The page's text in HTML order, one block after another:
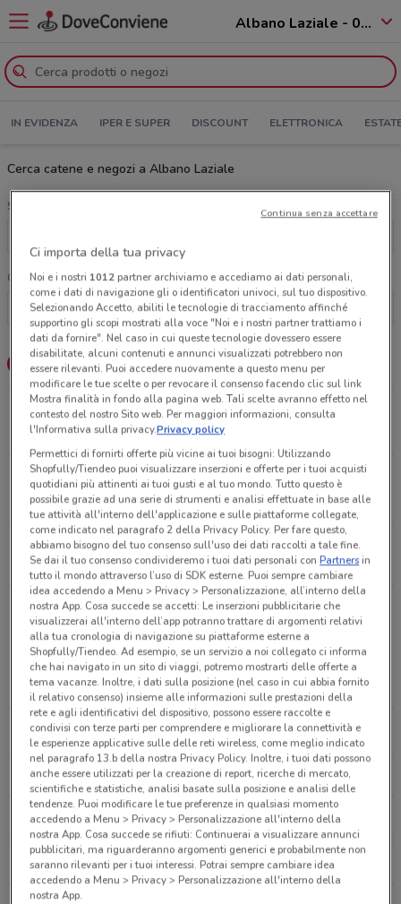
Albano Laziale - 00041
IN EVIDENZA IPER E SUPER DISCOUNT ELETTRONICA
Cerca catene e negozi a Albano Laziale
Scegli una categoria
Cerca una catena
Lista Mappa
Via Vittorio Veneto, 12 Albano Laziale
13 m
Via Albalonga, 15/17
0.04211994744880486
Via Alcide de Gasperi 65 Albano
48 m
Via Cavour, 55 Albano Laziale
49 m
Corso Vi Aprile, 135
0.054732156862867996
Via Camillo Benso Conte Di Cavour, 53
0.05529661869213281
Via S.Ambrogio, 20 Albano Laziale
63 m
Piazza Don Agostino Malaguti, 1 Albano Laziale
77 m
Altre catene a Albano Laziale
MEDIAWORLD EURONICS
CARREFOUR IPERMERCATI TRONY
UNIEURO COOP
CONAD LIDL
ESSELUNGA EUROSPIN
Ci importa della tua privacy
Noi e i nostri 1012partner archiviamo e accediamo ai dati personali,
come i dati di navigazione gli o identificatori univoci, sul tuo dispositivo.
Selezionando Accetto, abiliti le tecnologie di tracciamento affinché
supportino gli scopi mostrati alla voce "Noi e i nostri partner trattiamo i
dati da fornire". Nel caso in cui queste tecnologie dovessero essere
disabilitate, alcuni contenuti e annunci visualizzati potrebbero non
essere rilevanti. Puoi accedere nuovamente a questo menu per
modificare le tue scelte o per revocare il consenso facendo clic sul link
Mostra finalità in fondo alla pagina web. Tali scelte avranno effetto nel
contesto del nostro Sito web. Per maggiori informazioni, consulta
l'Informativa sulla privacy.Privacy policy
Permettici di fornirti offerte più vicine ai tuoi bisogni: Utilizzando
Shopfully/Tiendeo puoi visualizzare inserzioni e offerte per i tuoi acquisti
quotidiani più attinenti ai tuoi gusti e al tuo mondo. Tutto questo è
possibile grazie ad una serie di strumenti e analisi effettuate in base alle
tue attività all'interno dell'applicazione e sulle piattaforme collegate,
come indicato nel paragrafo 2 della Privacy Policy. Per fare questo,
abbiamo bisogno del tuo consenso sull'uso dei dati raccolti a tale fine.
Se dai il tuo consenso condivideremo i tuoi dati personali conPartnersin
tutto il mondo attraverso l’uso di SDK esterne. Puoi sempre cambiare
idea accedendo a Menu > Privacy > Personalizzazione, all’interno della
nostra App. Cosa succede se accetti: Le inserzioni pubblicitarie che
visualizzerai all'interno dell’app potranno trattare di argomenti relativi
alla tua cronologia di navigazione su piattaforme esterne a
Shopfully/Tiendeo. Ad esempio, se un servizio a noi collegato ci informa
che hai navigato in un sito di viaggi, potremo mostrarti delle offerte a
tema vacanze. Inoltre, i dati sulla posizione (nel caso in cui abbia fornito
il relativo consenso) insieme alle informazioni sulle prestazioni della
rete e agli identificativi del dispositivo, possono essere raccolte e
condivisi con terze parti per comprendere e migliorare la connettività e
le esperienze applicative sulle delle reti wireless, come meglio indicato
nel paragrafo 13.b della nostra Privacy Policy. Inoltre, i tuoi dati possono
anche essere utilizzati per la creazione di report, ricerche di mercato,
scientifiche e statistiche, analisi basate sulla posizione e analisi delle
tendenze. Puoi modificare le tue preferenze in qualsiasi momento
accedendo a Menu > Privacy > Personalizzazione all'interno della
nostra App. Cosa succede se rifiuti: Continuerai a visualizzare annunci
pubblicitari, ma riguarderanno argomenti generici e probabilmente non
saranno rilevanti per i tuoi interessi. Potrai sempre cambiare idea
accedendo a Menu > Privacy > Personalizzazione all'interno della
nostra App.
Continua senza accettare